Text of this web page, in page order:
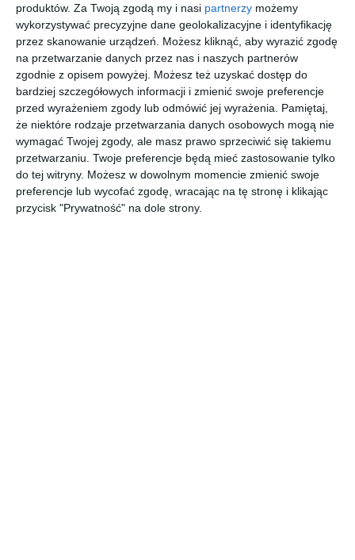
produktów. Za Twoją zgodą my i nasi partnerzy możemy
wykorzystywać precyzyjne dane geolokalizacyjne i identyfikację
przez skanowanie urządzeń. Możesz kliknąć, aby wyrazić zgodę
na przetwarzanie danych przez nas i naszych partnerów
zgodnie z opisem powyżej. Możesz też uzyskać dostęp do
bardziej szczegółowych informacji i zmienić swoje preferencje
przed wyrażeniem zgody lub odmówić jej wyrażenia.
Pamiętaj,
że niektóre rodzaje przetwarzania danych osobowych mogą nie
wymagać Twojej zgody, ale masz prawo sprzeciwić się takiemu
przetwarzaniu. Twoje preferencje będą mieć zastosowanie tylko
do tej witryny. Możesz w dowolnym momencie zmienić swoje
preferencje lub wycofać zgodę, wracając na tę stronę i klikając
przycisk "Prywatność" na dole strony.
12 września 2026
Podróż
Poślubna,
czyli
wakacje z
promocji
20 września 2026
LemON 26 września 2026
Koncert
Muzyki
Filmowej
14 listopada 2026
Baron
cygański
J.
Straussa -
Arte
Creatura
Teatr
Muzyczny
więcej biletów
Zielone strefy i szkolny chillout
W Szkole Podstawowej nr 4 powstanie "Zielona Przystań".
Projekt przewiduje stworzenie plenerowej strefy wyposażonej
m.in. w siedziska z palet, hamaki oraz skrzynię z zabawkami.
Z kolei uczniowie Szkoły Podstawowej nr 7 zdecydowali o